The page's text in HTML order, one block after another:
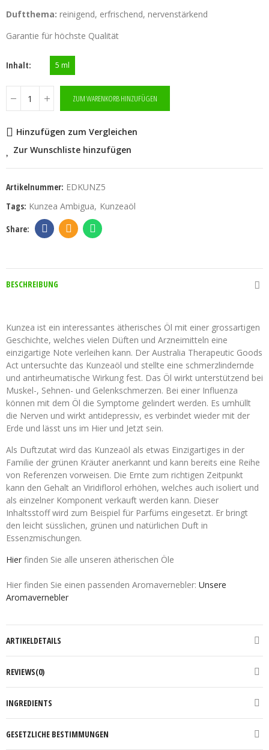
Duftthema: reinigend, erfrischend, nervenstärkend
Garantie für höchste Qualität
Inhalt 5 ml
ZUM WARENKORB HINZUFÜGEN
Hinzufügen zum Vergleichen
Zur Wunschliste hinzufügen
Artikelnummer: EDKUNZ5
Tags: Kunzea Ambigua Kunzeaöl
BESCHREIBUNG
Kunzea ist ein interessantes ätherisches Öl mit einer grossartigen
Geschichte, welches vielen Düften und Arzneimitteln eine
einzigartige Note verleihen kann. Der Australia Therapeutic Goods
Act untersuchte das Kunzeaöl und stellte eine schmerzlindernde
und antirheumatische Wirkung fest. Das Öl wirkt unterstützend bei
Muskel-, Sehnen- und Gelenkschmerzen. Bei einer Influenza
können mit dem Öl die Symptome gelindert werden. Es umhüllt
die Nerven und wirkt antidepressiv, es verbindet wieder mit der
Erde und lässt uns im Hier und Jetzt sein.
Als Duftzutat wird das Kunzeaöl als etwas Einzigartiges in der
Familie der grünen Kräuter anerkannt und kann bereits eine Reihe
von Referenzen vorweisen. Die Ernte zum richtigen Zeitpunkt
kann den Gehalt an Viridiflorol erhöhen, welches auch isoliert und
als einzelner Komponent verkauft werden kann. Dieser
Inhaltsstoff wird zum Beispiel für Parfüms eingesetzt. Er bringt
den leicht süsslichen, grünen und natürlichen Duft in
Essenzmischungen.
Hier finden Sie alle unseren ätherischen Öle
Hier finden Sie einen passenden Aromavernebler: Unsere
Aromavernebler
ARTIKELDETAILS
REVIEWS(0)
INGREDIENTS
GESETZLICHE BESTIMMUNGEN